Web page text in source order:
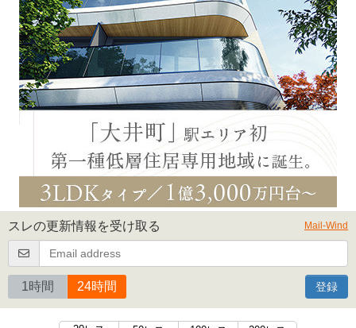
スレの更新情報を受け取る Mail-Wind
1時間 24時間 登録